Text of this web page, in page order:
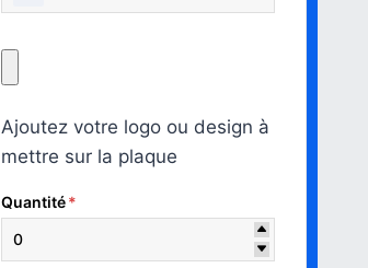
Ajoutez votre logo ou design à
mettre sur la plaque
Quantité*